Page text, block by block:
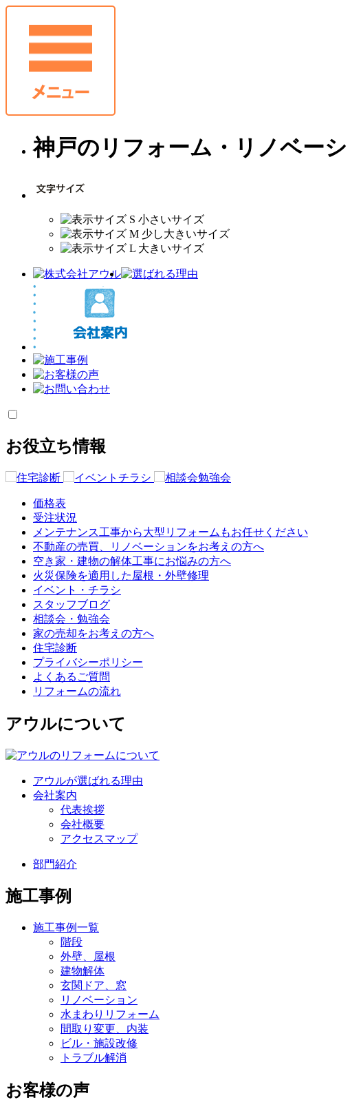
神戸のリフォーム・リノベー
お役立ち情報
価格表
受注状況
メンテナンス工事から大型リフォームもお任せください
不動産の売買、リノベーションをお考えの方へ
空き家・建物の解体工事にお悩みの方へ
火災保険を適用した屋根・外壁修理
イベント・チラシ
スタッフブログ
相談会・勉強会
家の売却をお考えの方へ
住宅診断
プライバシーポリシー
よくあるご質問
リフォームの流れ
アウルについて
アウルが選ばれる理由
会社案内
代表挨拶
会社概要
アクセスマップ
部門紹介
施工事例
施工事例一覧
階段
外壁、屋根
建物解体
玄関ドア、窓
リノベーション
水まわりリフォーム
間取り変更、内装
ビル・施設改修
トラブル解消
お客様の声